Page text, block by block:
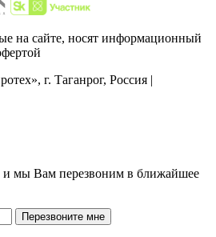
на сайте, носят информационный
г. Таганрог, Россия |
и мы Вам перезвоним в ближайшее
Перезвоните мне